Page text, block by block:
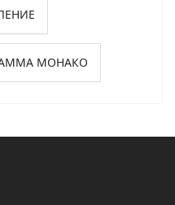
МОНАКО